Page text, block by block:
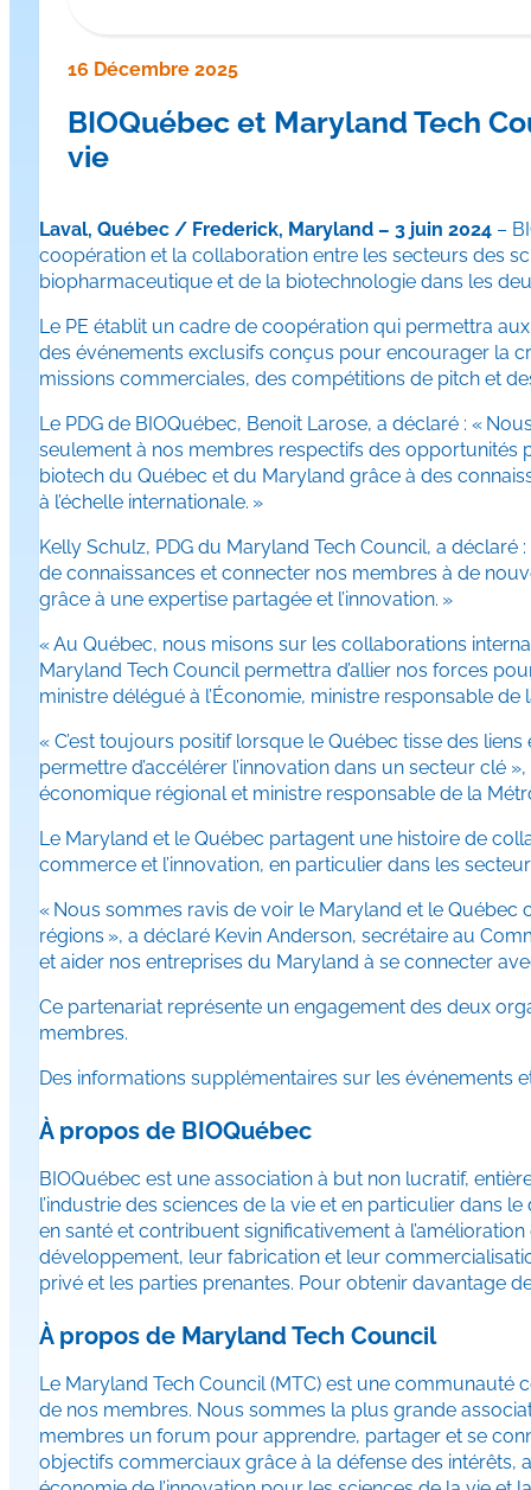
16 Décembre 2025
BIOQuébec et Maryland Tech
vie
Laval, Québec / Frederick, Maryland – 3 juin 2024–
coopération et la collaboration entre les secteurs des
biopharmaceutique et de la biotechnologie dans les
Le PE établit un cadre de coopération qui permettra
des événements exclusifs conçus pour encourager la
missions commerciales, des compétitions de pitch et
Le PDG de BIOQuébec, Benoit Larose, a déclaré : «
seulement à nos membres respectifs des opportunités
biotech du Québec et du Maryland grâce à des
à l’échelle internationale. »
Kelly Schulz, PDG du Maryland Tech Council, a
de connaissances et connecter nos membres à de
grâce à une expertise partagée et l’innovation. »
« Au Québec, nous misons sur les collaborations
Maryland Tech Council permettra d’allier nos forces
ministre délégué à l’Économie, ministre responsable
« C’est toujours positif lorsque le Québec tisse des
permettre d’accélérer l’innovation dans un secteur clé
économique régional et ministre responsable de la
Le Maryland et le Québec partagent une histoire de
commerce et l’innovation, en particulier dans les
« Nous sommes ravis de voir le Maryland et le
régions », a déclaré Kevin Anderson, secrétaire au
et aider nos entreprises du Maryland à se connecter
Ce partenariat représente un engagement des deux
membres.
Des informations supplémentaires sur les événements
À propos de BIOQuébec
BIOQuébec est une association à but non lucratif,
l’industrie des sciences de la vie et en particulier dans
en santé et contribuent significativement à
développement, leur fabrication et leur
privé et les parties prenantes. Pour obtenir davantage
À propos de Maryland Tech Council
Le Maryland Tech Council (MTC) est une communauté
de nos membres. Nous sommes la plus grande
membres un forum pour apprendre, partager et se
objectifs commerciaux grâce à la défense des intérêts,